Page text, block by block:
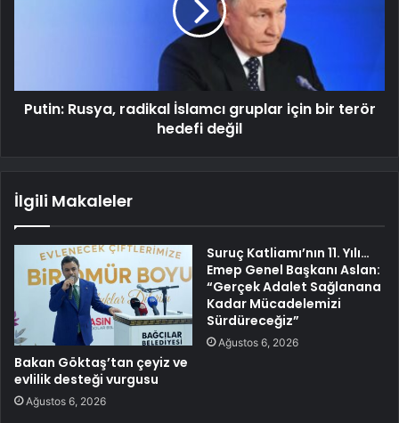
Putin: Rusya, radikal İslamcı gruplar için bir terör
hedefi değil
İlgili Makaleler
Bakan Göktaş’tan çeyiz ve
evlilik desteği vurgusu
Ağustos 6, 2026
Suruç Katliamı’nın 11. Yılı…
Emep Genel Başkanı Aslan:
“Gerçek Adalet Sağlanana
Kadar Mücadelemizi
Sürdüreceğiz”
Ağustos 6, 2026